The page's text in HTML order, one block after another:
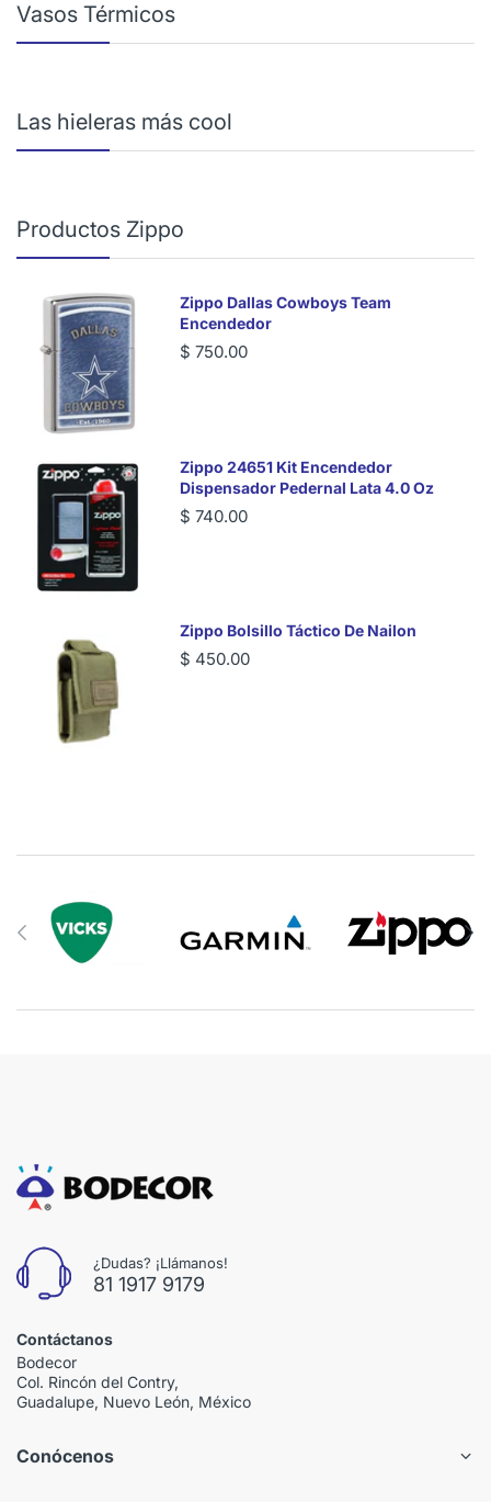
Vasos Térmicos
Las hieleras más cool
Productos Zippo
Zippo Dallas Cowboys Team
Encendedor
$ 750.00
Zippo 24651 Kit Encendedor
Dispensador Pedernal Lata 4.0 Oz
$ 740.00
Zippo Bolsillo Táctico De Nailon
$ 450.00
¿Dudas? ¡Llámanos!
81 1917 9179
Contáctanos
Bodecor
Col. Rincón del Contry,
Guadalupe, Nuevo León, México
Conócenos